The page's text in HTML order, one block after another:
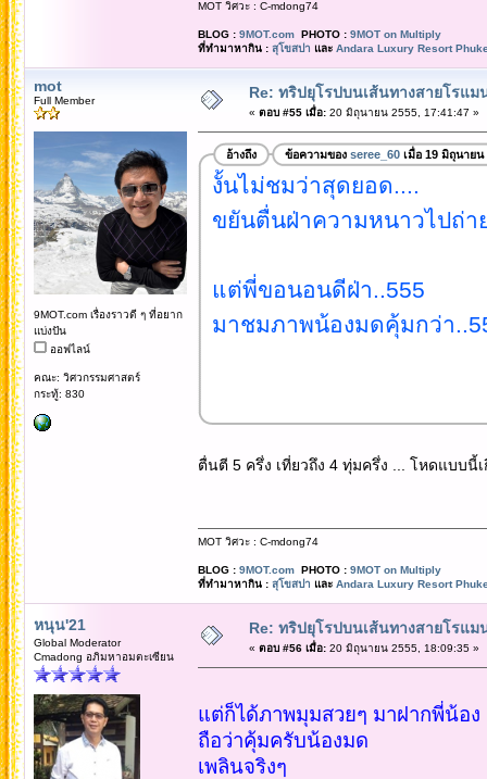
MOT วิศวะ : C-mdong74
BLOG : 9MOT.comPHOTO : 9MOT on Multiply
ที่ทำมาหากิน : สุโขสปา และ Andara Luxury Resort
mot
Full Member
9MOT.com เรื่องราวดี ๆ ที่อยาก
แบ่งปัน
ออฟไลน์
คณะ: วิศวกรรมศาสตร์
กระทู้: 830
Re: ทริปยุโรปบนเส้นทางสายโรแม
« ตอบ #55 เมื่อ:20 มิถุนายน 2555, 17:41:47 »
อ้างถึง ข้อความของ seree_60เมื่อ 19 มิถุนายน
งั้นไม่ชมว่าสุดยอด....
ขยันตื่นฝ่าความหนาวไปถ่
แต่พี่ขอนอนดีฝ่า..555
มาชมภาพน้องมดคุ้มกว่า
ตื่นตี 5 ครึ่ง เที่ยวถึง 4 ทุ่มครึ่ง ... โหดแบบนี้
MOT วิศวะ : C-mdong74
BLOG : 9MOT.comPHOTO : 9MOT on Multiply
ที่ทำมาหากิน : สุโขสปา และ Andara Luxury Resort
หนุน'21
Global Moderator
Cmadong อภิมหาอมตะเซียน
Re: ทริปยุโรปบนเส้นทางสายโรแม
« ตอบ #56 เมื่อ:20 มิถุนายน 2555, 18:09:35 »
แต่ก็ได้ภาพมุมสวยๆ มาฝากพี่น้อง
ถือว่าคุ้มครับน้องมด
เพลินจริงๆ